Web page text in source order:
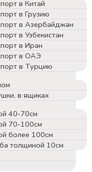
в Китай
в Грузию
в Азербайджан
в Узбекистан
в Иран
в ОАЭ
в Турцию
в ящиках
40-70см
70-100см
более 100см
толщиной 10см